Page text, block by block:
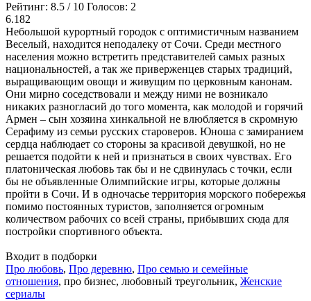
Рейтинг: 8.5 / 10 Голосов: 2
6.182
Небольшой курортный городок с оптимистичным названием
Веселый, находится неподалеку от Сочи. Среди местного
населения можно встретить представителей самых разных
национальностей, а так же приверженцев старых традиций,
выращивающим овощи и живущим по церковным канонам.
Они мирно соседствовали и между ними не возникало
никаких разногласий до того момента, как молодой и горячий
Армен – сын хозяина хинкальной не влюбляется в скромную
Серафиму из семьи русских староверов. Юноша с замиранием
сердца наблюдает со стороны за красивой девушкой, но не
решается подойти к ней и признаться в своих чувствах. Его
платоническая любовь так бы и не сдвинулась с точки, если
бы не объявленные Олимпийские игры, которые должны
пройти в Сочи. И в одночасье территория морского побережья
помимо постоянных туристов, заполняется огромным
количеством рабочих со всей страны, прибывших сюда для
постройки спортивного объекта.
Входит в подборки
Про любовь, Про деревню, Про семью и семейные
отношения, про бизнес, любовный треугольник, Женские
сериалы